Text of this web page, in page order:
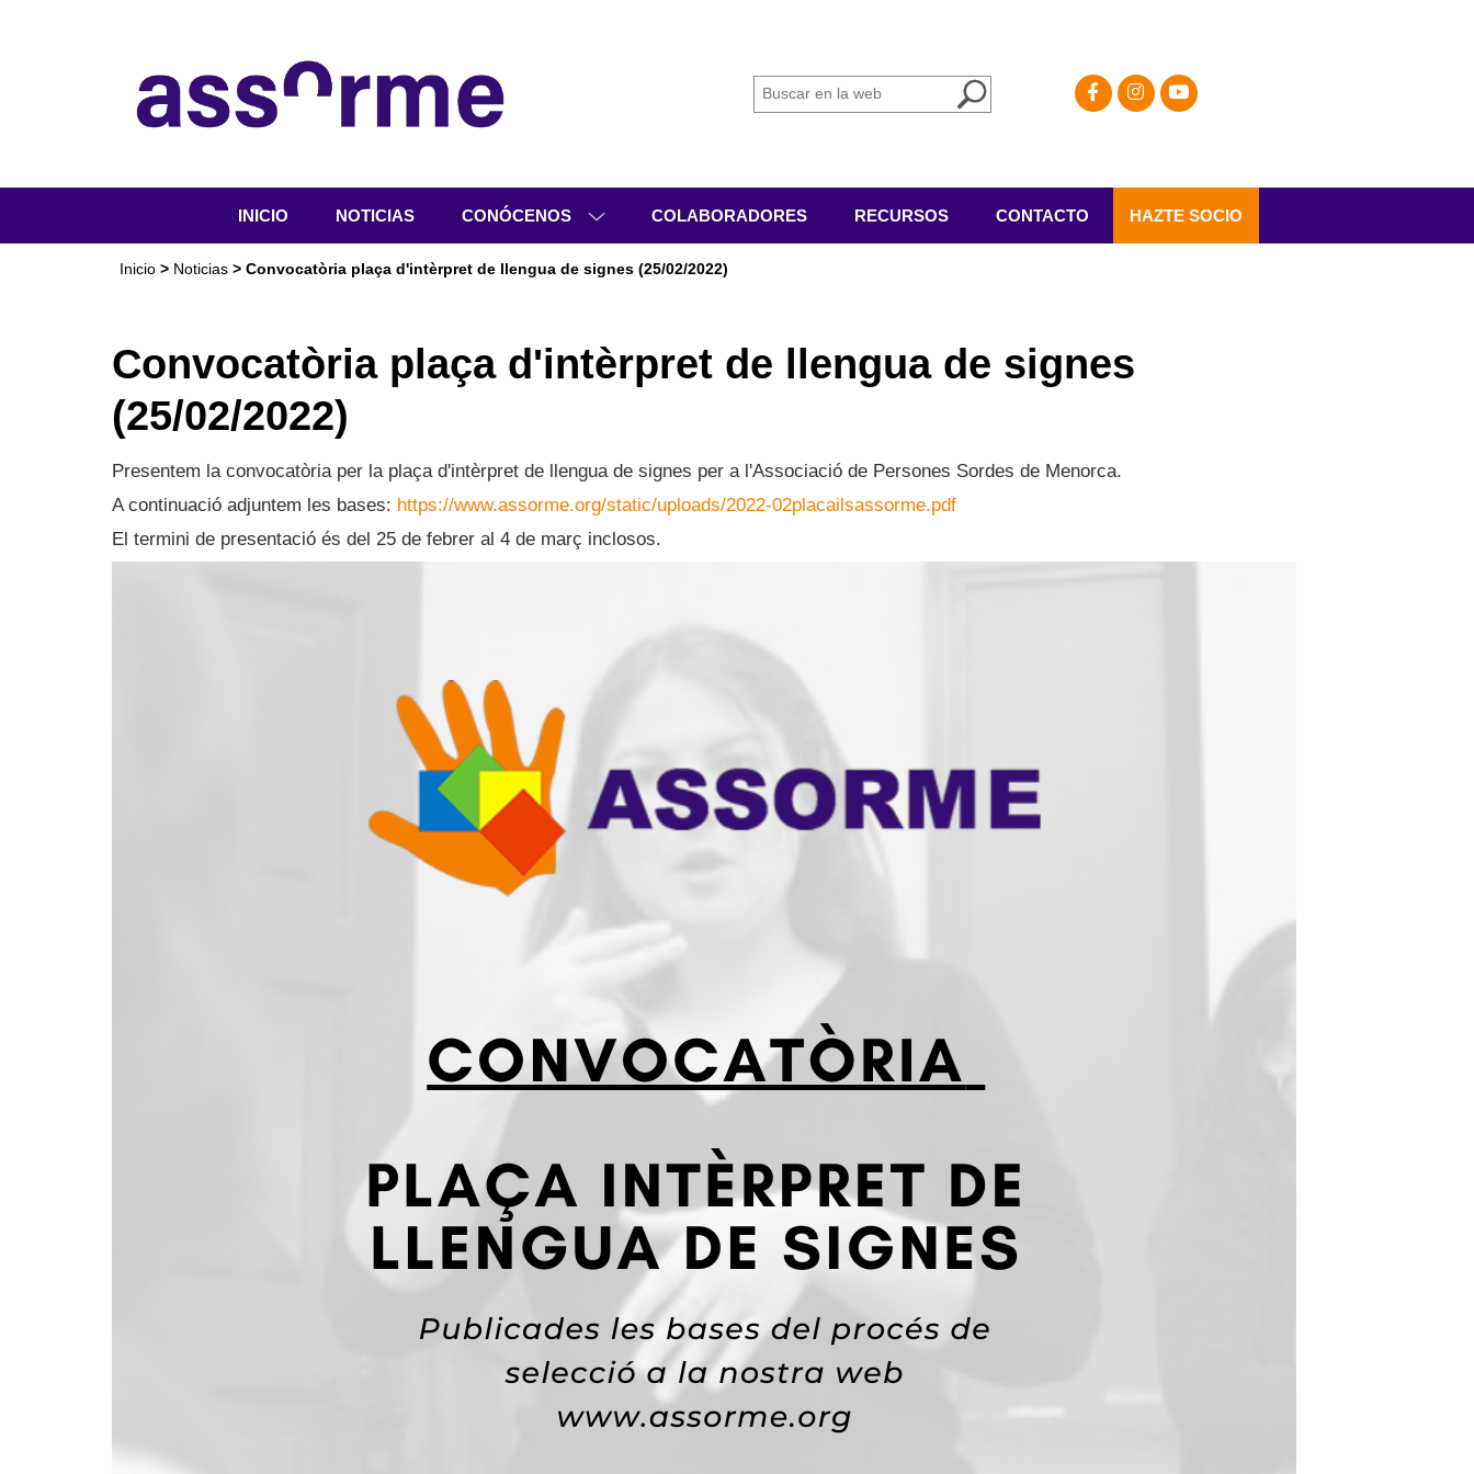
INICIO NOTICIAS CONÓCENOS
ACTIVIDADES
COLABORADORES RECURSOS CONTACTO HAZTE SOCIO
Inicio> Noticias> Convocatòria plaça d'intèrpret de llengua de signes (25/02/2022)
Convocatòria plaça d'intèrpret de llengua de signes
(25/02/2022)
Presentem la convocatòria per la plaça d'intèrpret de llengua de signes per a l'Associació de Persones Sordes de Menorca.
A continuació adjuntem les bases: https://www.assorme.org/static/uploads/2022-02placailsassorme.pdf
El termini de presentació és del 25 de febrer al 4 de març inclosos.